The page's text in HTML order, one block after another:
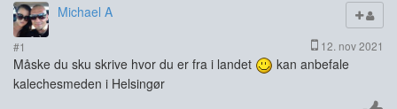
Michael A
#1 12. nov 2021
Måske du sku skrive hvor du er fra i landet
kan anbefale
kalechesmeden i Helsingør